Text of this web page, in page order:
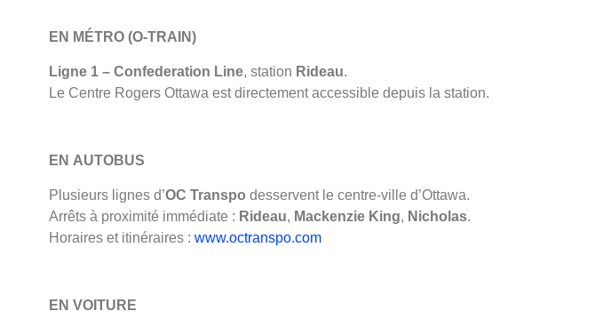
EN MÉTRO (O-TRAIN)
Ligne 1 – Confederation Line, station Rideau.
Le Centre Rogers Ottawa est directement accessible depuis la station.
EN AUTOBUS
Plusieurs lignes d’OC Transpo desservent le centre-ville d’Ottawa.
Arrêts à proximité immédiate : Rideau, Mackenzie King, Nicholas.
Horaires et itinéraires : www.octranspo.com
EN VOITURE